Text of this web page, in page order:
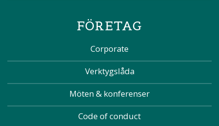
FÖRETAG
Corporate
Verktygslåda
Möten & konferenser
Code of conduct